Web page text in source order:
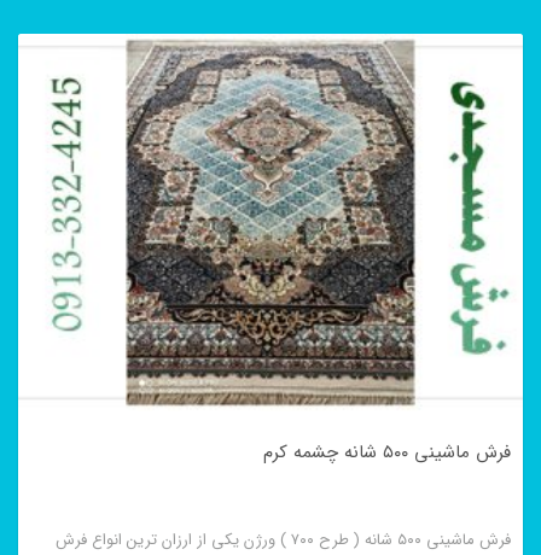
فرش ماشینی ۵۰۰ شانه چشمه کرم
فرش ماشینی ۵۰۰ شانه ( طرح ۷۰۰ ) ورژن یکی از ارزان ترین انواع فرش